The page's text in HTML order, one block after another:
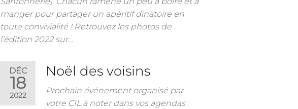
manger pour partager un apéritif dinatoire en
toute convivialité ! Retrouvez les photos de
l’édition 2022 sur…
DÉC
18
2022
Noël des voisins
Prochain événement organisé par
votre CIL à noter dans vos agendas :